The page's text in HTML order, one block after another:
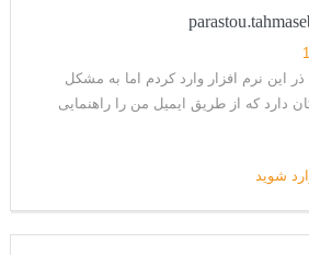
این نرم افزار وارد کردم اما به مشکل
دارد که از طریق ایمیل من را راهنمایی
شوید